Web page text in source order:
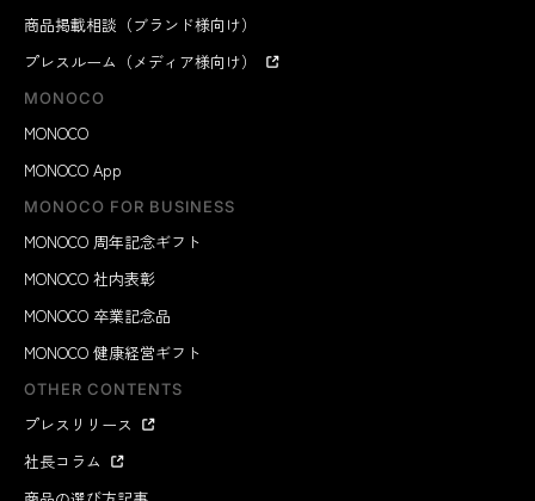
商品掲載相談（ブランド様向け）
プレスルーム（メディア様向け）
MONOCO
MONOCO
MONOCO App
MONOCO FOR BUSINESS
MONOCO 周年記念ギフト
MONOCO 社内表彰
MONOCO 卒業記念品
MONOCO 健康経営ギフト
OTHER CONTENTS
プレスリリース
社長コラム